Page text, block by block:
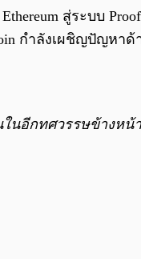
สู่ระบบ
กำลังเผชิญปัญห
อีกทศวรรษข้างหน้